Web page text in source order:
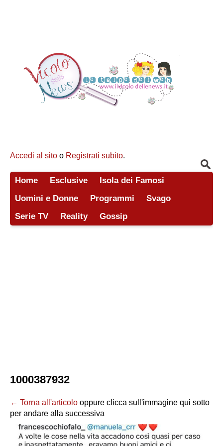
Accedi al sito o Registrati subito.
Home Esclusive
Isola dei Famosi
Uomini e Donne
Programmi
Svago
Serie TV
Reality Gossip
1000387932
← Torna all'articolo oppure clicca sull'immagine qui sotto
per andare alla successiva